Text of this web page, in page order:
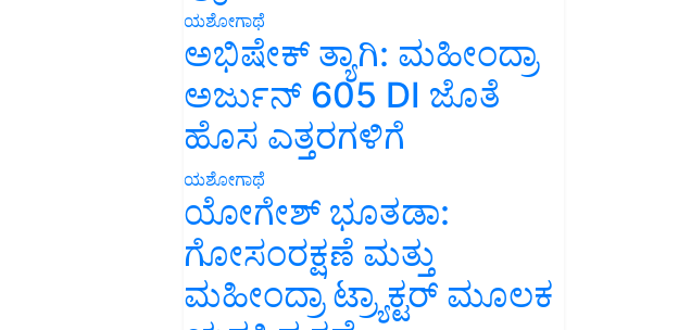
ಯಶೋಗಾಥೆ
ಅಭಿಷೇಕ್ ತ್ಯಾಗಿ: ಮಹೀಂದ್ರಾ
ಅರ್ಜುನ್ 605 DI ಜೊತೆ
ಹೊಸ ಎತ್ತರಗಳಿಗೆ
ಯಶೋಗಾಥೆ
ಯೋಗೇಶ್ ಭೂತಡಾ:
ಗೋಸಂರಕ್ಷಣೆ ಮತ್ತು
ಮಹೀಂದ್ರಾ ಟ್ರ್ಯಾಕ್ಟರ್ ಮೂಲಕ